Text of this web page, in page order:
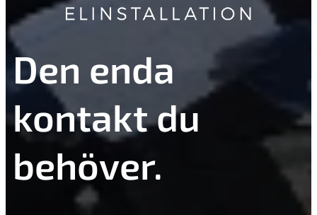
Den enda
kontakt du
behöver.